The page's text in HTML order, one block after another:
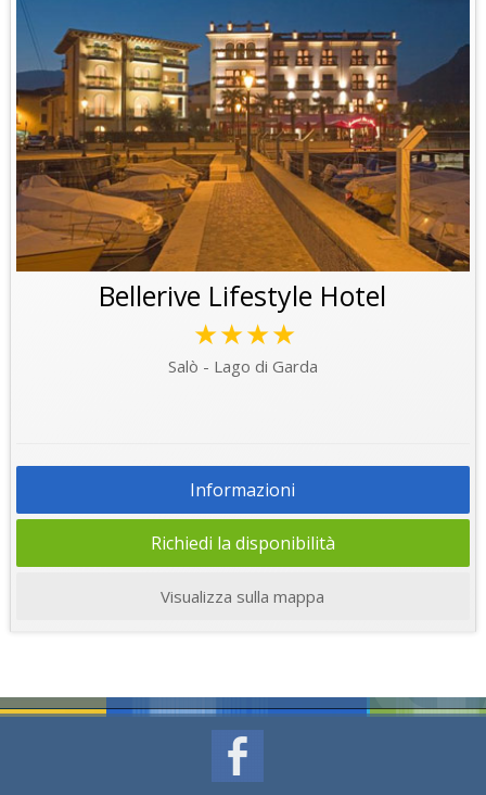
Bellerive Lifestyle Hotel
★★★★
Salò - Lago di Garda
Informazioni
Richiedi la disponibilità
Visualizza sulla mappa